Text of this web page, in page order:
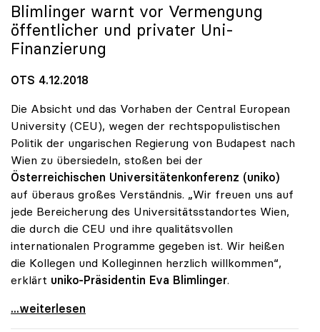
Blimlinger warnt vor Vermengung
öffentlicher und privater Uni-
Finanzierung
OTS 4.12.2018
Die Absicht und das Vorhaben der Central European
University (CEU), wegen der rechtspopulistischen
Politik der ungarischen Regierung von Budapest nach
Wien zu übersiedeln, stoßen bei der
Österreichischen Universitätenkonferenz (uniko)
auf überaus großes Verständnis. „Wir freuen uns auf
jede Bereicherung des Universitätsstandortes Wien,
die durch die CEU und ihre qualitätsvollen
internationalen Programme gegeben ist. Wir heißen
die Kollegen und Kolleginnen herzlich willkommen“,
erklärt uniko-Präsidentin Eva Blimlinger.
uniko sieht Privatuniversität CEU als Bereicherung
...weiterlesen